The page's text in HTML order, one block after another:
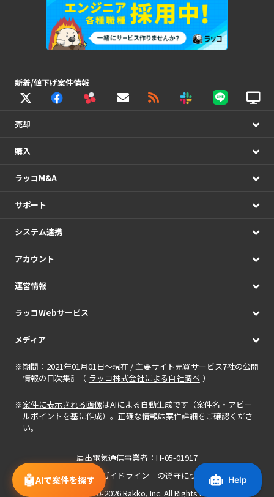
🤖AIで案件を探す
新着/値下げ案件情報
売却
購入
ラッコM&A
サポート
システム連携
アカウント
運営情報
ラッコWebサービス
メディア
※期間：2021年01月01日～現在 / 主要サイト売買サービス7社の公開
情報の日次集計（ ラッコ株式会社による自社調べ ）
※案件に表示される画像はAIによる自動生成です（案件名・アピー
ルポイントを基に作成）。正確な情報は案件詳細をご確認くださ
い。
届出電気通信事業者：H-05-01917
「中小M&Aガイドライン」の遵守について
Copyright(c) 2020-2026Rakko, Inc. All Rights Reserved.